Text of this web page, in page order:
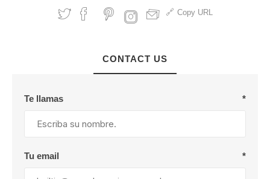
Copy URL
CONTACT US
Te llamas *
Tu email *